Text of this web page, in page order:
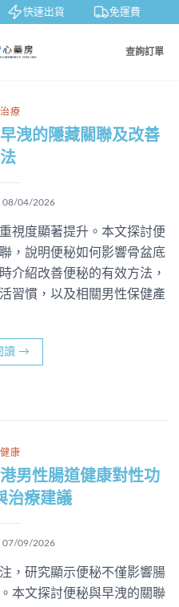
快速出貨 免運費
查詢訂單
療
洩的隱藏關聯及改善
08/04/2026
視度顯著提升。本文探討便
，說明便秘如何影響骨盆底
介紹改善便秘的有效方法，
習慣，以及相關男性保健產
讀 →
康
男性腸道健康對性功
治療建議
07/09/2026
，研究顯示便秘不僅影響腸
本文探討便秘與早洩的關聯